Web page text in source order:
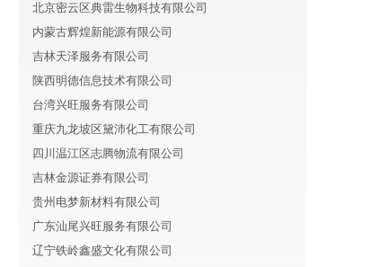
北京密云区典雷生物科技有限公司
内蒙古辉煌新能源有限公司
吉林天泽服务有限公司
陕西明德信息技术有限公司
台湾兴旺服务有限公司
重庆九龙坡区黛沛化工有限公司
四川温江区志腾物流有限公司
吉林金源证券有限公司
贵州电梦新材料有限公司
广东汕尾兴旺服务有限公司
辽宁铁岭鑫盛文化有限公司